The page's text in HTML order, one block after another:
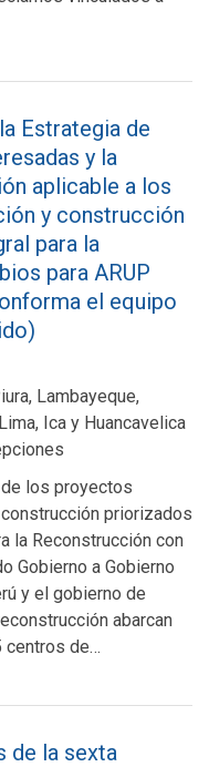
Estrategia de
y la
aplicable a los
y construcción
para la
para ARUP
el equipo
Lambayeque,
Ica y Huancavelica
los proyectos
priorizados
la Reconstrucción con
Gobierno a Gobierno
y el gobierno de
abarcan
centros de…
de la sexta